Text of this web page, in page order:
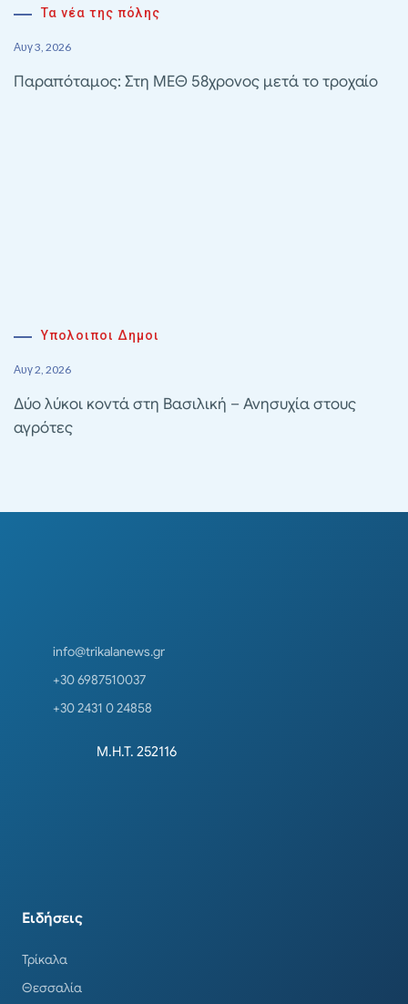
Τα νέα της πόλης
Αυγ 3, 2026
Παραπόταμος: Στη ΜΕΘ 58χρονος μετά το τροχαίο
Υπολοιποι Δημοι
Αυγ 2, 2026
Δύο λύκοι κοντά στη Βασιλική – Ανησυχία στους
αγρότες
info@trikalanews.gr
+30 6987510037
+30 2431 0 24858
Μ.Η.Τ. 252116
Ειδήσεις
Τρίκαλα
Θεσσαλία